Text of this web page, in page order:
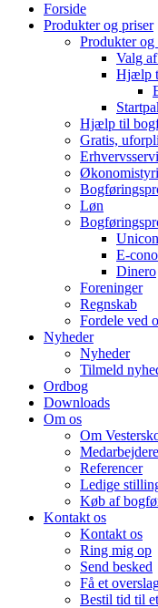
Forside
Produkter og priser
Produkter og
Valg
Hjælp
Hjælp til
Gratis,
Løn
E-
Dinero
Foreninger
Regnskab
Fordele ved
Nyheder
Nyheder
Tilmeld
Ordbog
Downloads
Om os
Om
Medarbejdere
Referencer
Ledige
Køb af
Kontakt os
Kontakt os
Ring mig op
Send besked
Få et
Bestil tid til